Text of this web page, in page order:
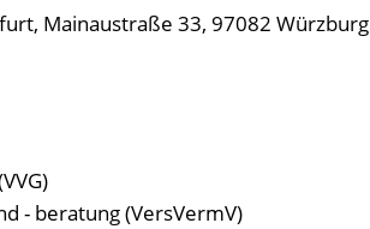
Mainaustraße 33, 97082 Würzburg
- beratung (VersVermV)